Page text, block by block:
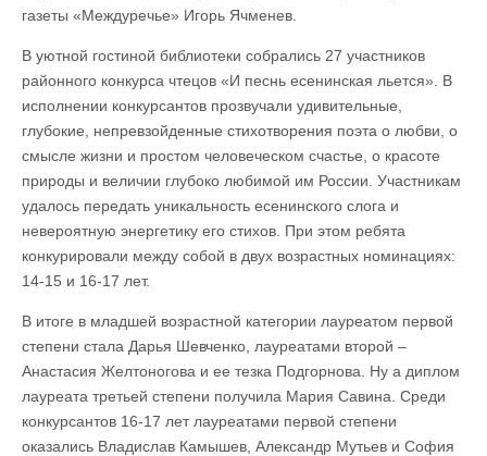
газеты «Междуречье» Игорь Ячменев.
В уютной гостиной библиотеки собрались 27 участников
районного конкурса чтецов «И песнь есенинская льется». В
исполнении конкурсантов прозвучали удивительные,
глубокие, непревзойденные стихотворения поэта о любви, о
смысле жизни и простом человеческом счастье, о красоте
природы и величии глубоко любимой им России. Участникам
удалось передать уникальность есенинского слога и
невероятную энергетику его стихов. При этом ребята
конкурировали между собой в двух возрастных номинациях:
14-15 и 16-17 лет.
В итоге в младшей возрастной категории лауреатом первой
степени стала Дарья Шевченко, лауреатами второй –
Анастасия Желтоногова и ее тезка Подгорнова. Ну а диплом
лауреата третьей степени получила Мария Савина. Среди
конкурсантов 16-17 лет лауреатами первой степени
оказались Владислав Камышев, Александр Мутьев и София